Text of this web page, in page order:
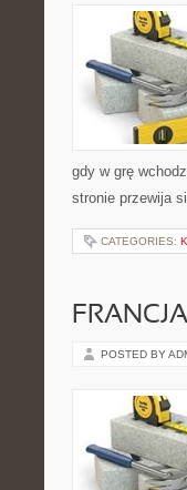
gdy w grę
stronie przewija
CATEGORIES:
POSTED BY